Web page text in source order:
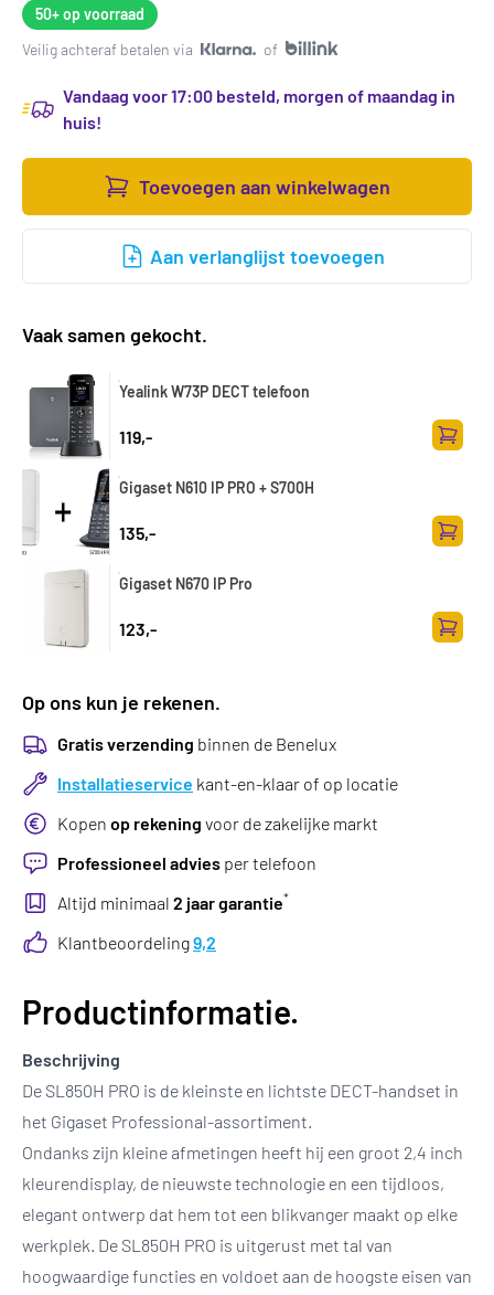
50+op voorraad
Veilig achteraf betalen via
of
Vandaag voor 17:00 besteld, morgen of maandag in
huis!
Toevoegen aan winkelwagen
Aan verlanglijst toevoegen
Vaak samen gekocht.
Yealink W73P DECT telefoon
119,-
Gigaset N610 IP PRO + S700H
135,-
Gigaset N670 IP Pro
123,-
Op ons kun je rekenen.
Gratis verzending binnen de Benelux
Installatieservice kant-en-klaar of op locatie
Kopen op rekening voor de zakelijke markt
Professioneel advies per telefoon
Altijd minimaal 2 jaar garantie*
Klantbeoordeling9,2
Productinformatie.
Beschrijving
De SL850H PRO is de kleinste en lichtste DECT-handset in
het Gigaset Professional-assortiment.
Ondanks zijn kleine afmetingen heeft hij een groot 2,4 inch
kleurendisplay, de nieuwste technologie en een tijdloos,
elegant ontwerp dat hem tot een blikvanger maakt op elke
werkplek. De SL850H PRO is uitgerust met tal van
hoogwaardige functies en voldoet aan de hoogste eisen van